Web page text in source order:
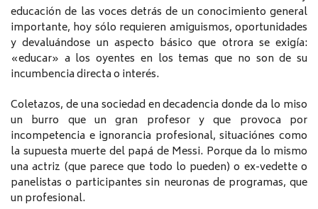
educación de las voces detrás de un conocimiento general
importante, hoy sólo requieren amiguismos, oportunidades
y devaluándose un aspecto básico que otrora se exigía:
«educar» a los oyentes en los temas que no son de su
incumbencia directa o interés.
Coletazos, de una sociedad en decadencia donde da lo miso
un burro que un gran profesor y que provoca por
incompetencia e ignorancia profesional, situaciónes como
la supuesta muerte del papá de Messi. Porque da lo mismo
una actriz (que parece que todo lo pueden) o ex-vedette o
panelistas o participantes sin neuronas de programas, que
un profesional.